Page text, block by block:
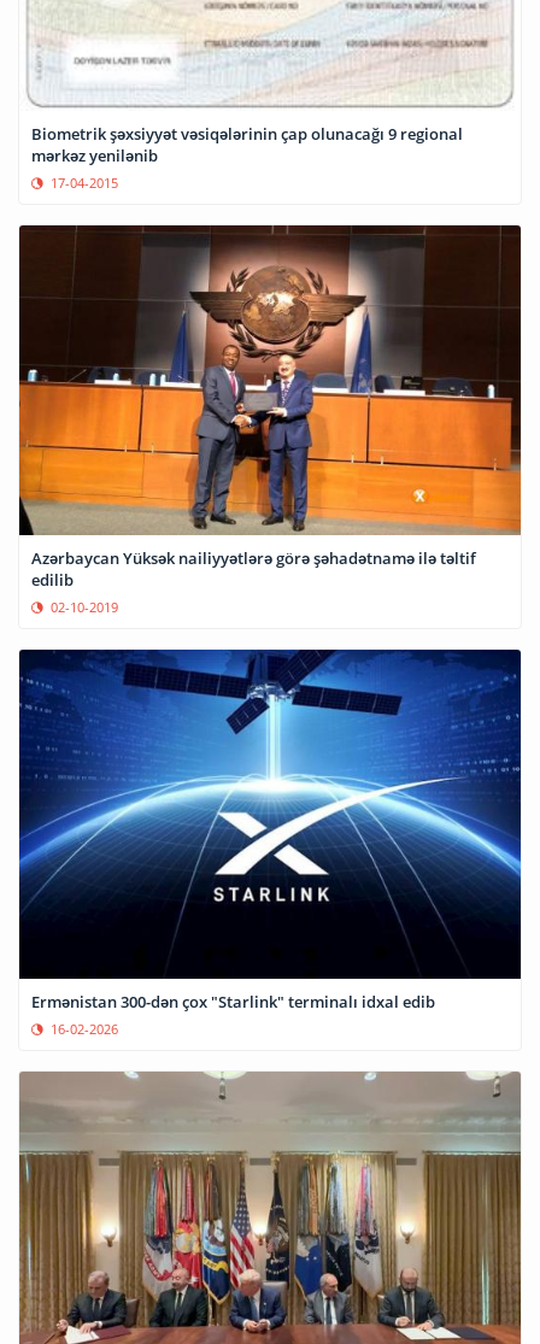
Biometrik şəxsiyyət vəsiqələrinin çap olunacağı 9 regional
mərkəz yenilənib
17-04-2015
Azərbaycan Yüksək nailiyyətlərə görə şəhadətnamə ilə təltif
edilib
02-10-2019
Ermənistan 300-dən çox "Starlink" terminalı idxal edib
16-02-2026